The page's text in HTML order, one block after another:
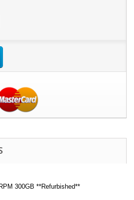
300GB **Refurbished**